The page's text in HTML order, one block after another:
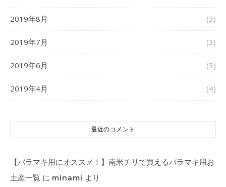
2019年8月 (3)
2019年7月 (3)
2019年6月 (3)
2019年4月 (4)
最近のコメント
【バラマキ用にオススメ！】南米チリで買えるバラマキ用お
土産一覧 に minami より